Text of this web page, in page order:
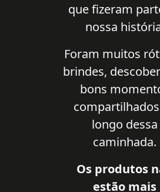
que fizeram
nossa
Foram muitos
brindes,
bons
longo dessa
caminhada.
Os produtos
estão mais